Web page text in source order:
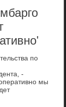
по
-
мы